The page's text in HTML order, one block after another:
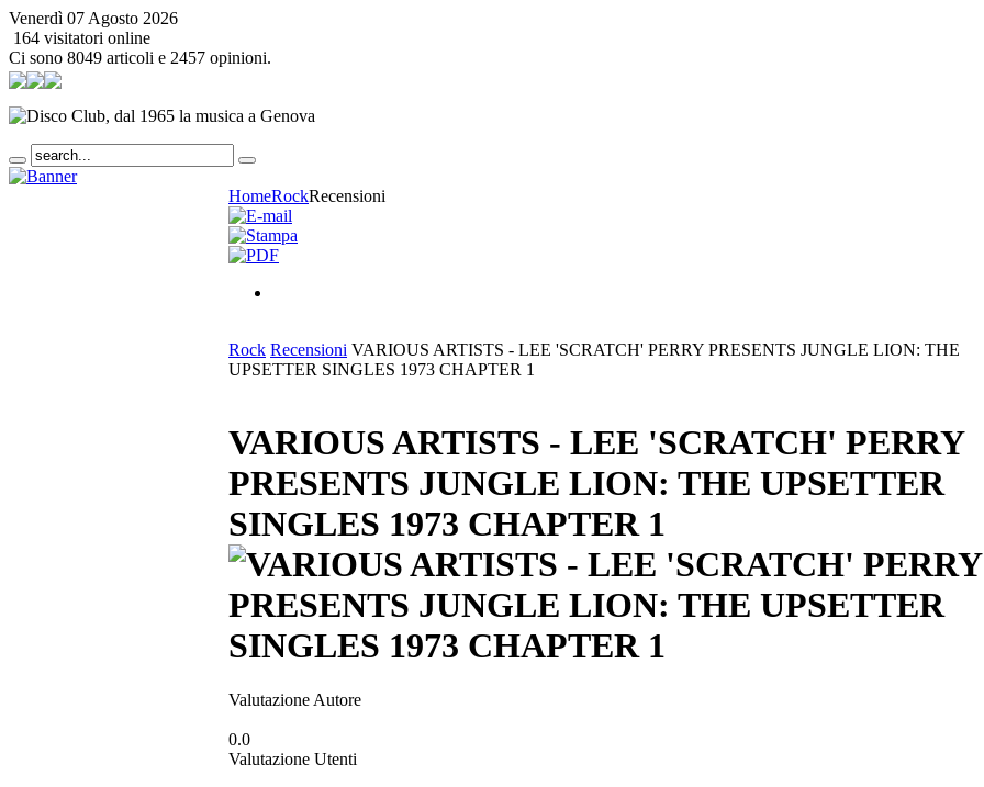
Venerdì 07 Agosto 2026
164 visitatori online
Ci sono 8049 articoli e 2457 opinioni.
HomeRockRecensioni
Rock Recensioni VARIOUS ARTISTS - LEE 'SCRATCH' PERRY PRESENTS JUNGLE LION: THE
UPSETTER SINGLES 1973 CHAPTER 1
VARIOUS ARTISTS - LEE 'SCRATCH' PERRY
PRESENTS JUNGLE LION: THE UPSETTER
SINGLES 1973 CHAPTER 1
Valutazione Autore
0.0
Valutazione Utenti